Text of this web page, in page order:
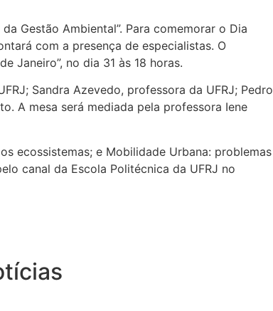
Gestão Ambiental”. Para comemorar o Dia
com a presença de especialistas. O
Janeiro”, no dia 31 às 18 horas.
Sandra Azevedo, professora da UFRJ; Pedro
A mesa será mediada pela professora Iene
ecossistemas; e Mobilidade Urbana: problemas
canal da Escola Politécnica da UFRJ no